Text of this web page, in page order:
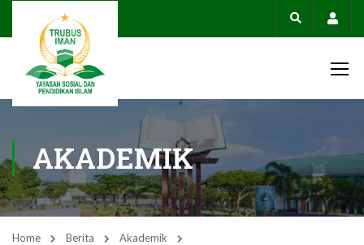
AKADEMIK
Home Berita
Akademik